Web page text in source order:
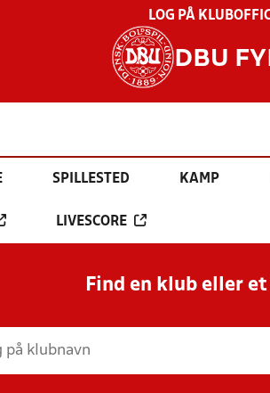
LOG PÅ
DBU
SPILLESTED KAMP
LIVESCORE
Find en klub eller et